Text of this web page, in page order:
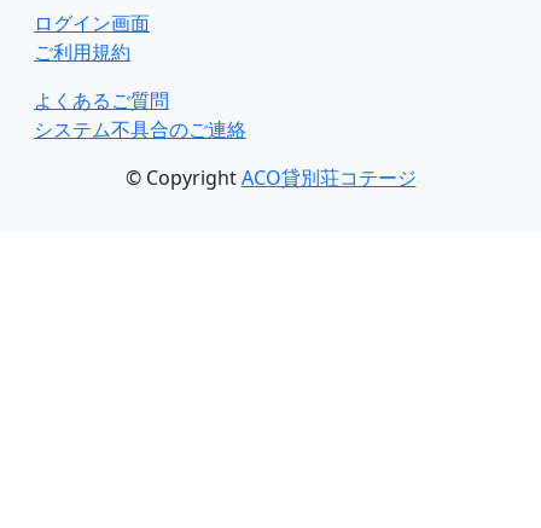
ログイン画面
ご利用規約
よくあるご質問
システム不具合のご連絡
© CopyrightACO貸別荘コテージ